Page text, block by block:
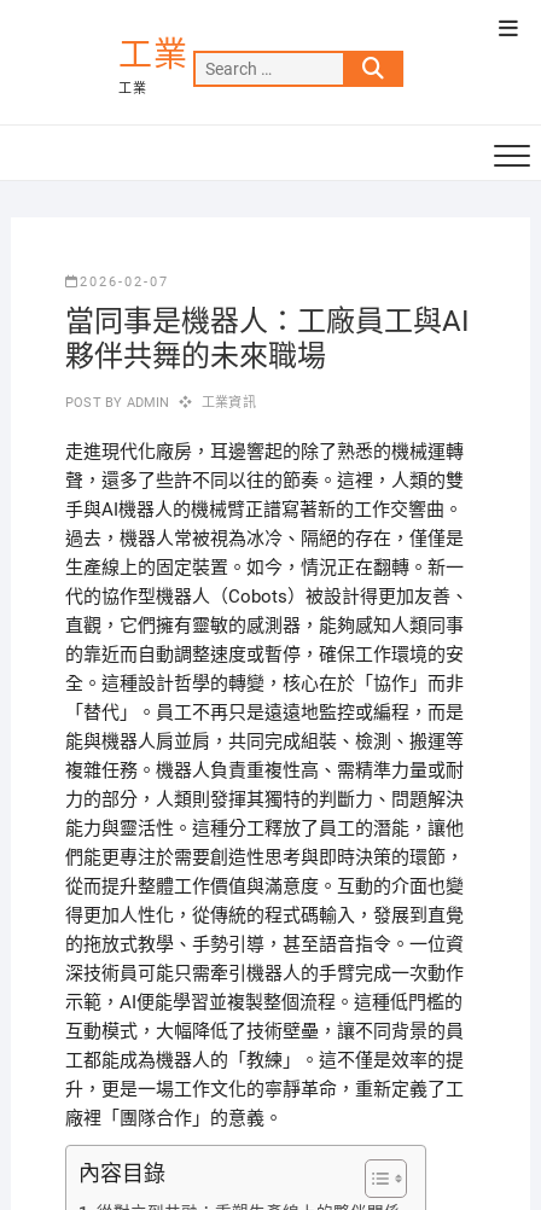
工業
工業
Search
…
2026-02-07
當同事是機器人：工廠員工與AI
夥伴共舞的未來職場
POST BY ADMIN 工業資訊
走進現代化廠房，耳邊響起的除了熟悉的機械運轉
聲，還多了些許不同以往的節奏。這裡，人類的雙
手與AI機器人的機械臂正譜寫著新的工作交響曲。
過去，機器人常被視為冰冷、隔絕的存在，僅僅是
生產線上的固定裝置。如今，情況正在翻轉。新一
代的協作型機器人（Cobots）被設計得更加友善、
直觀，它們擁有靈敏的感測器，能夠感知人類同事
的靠近而自動調整速度或暫停，確保工作環境的安
全。這種設計哲學的轉變，核心在於「協作」而非
「替代」。員工不再只是遠遠地監控或編程，而是
能與機器人肩並肩，共同完成組裝、檢測、搬運等
複雜任務。機器人負責重複性高、需精準力量或耐
力的部分，人類則發揮其獨特的判斷力、問題解決
能力與靈活性。這種分工釋放了員工的潛能，讓他
們能更專注於需要創造性思考與即時決策的環節，
從而提升整體工作價值與滿意度。互動的介面也變
得更加人性化，從傳統的程式碼輸入，發展到直覺
的拖放式教學、手勢引導，甚至語音指令。一位資
深技術員可能只需牽引機器人的手臂完成一次動作
示範，AI便能學習並複製整個流程。這種低門檻的
互動模式，大幅降低了技術壁壘，讓不同背景的員
工都能成為機器人的「教練」。這不僅是效率的提
升，更是一場工作文化的寧靜革命，重新定義了工
廠裡「團隊合作」的意義。
內容目錄